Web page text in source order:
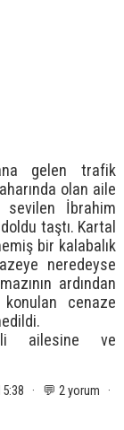
gelen trafik
olan aile
sevilen İbrahim
taştı. Kartal
bir kalabalık
neredeyse
ardından
cenaze
ailesine ve
· 💬 2 yorum ·